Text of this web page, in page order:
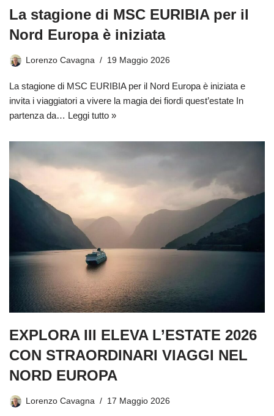
La stagione di MSC EURIBIA per il
Nord Europa è iniziata
Lorenzo Cavagna 19 Maggio 2026
La stagione di MSC EURIBIA per il Nord Europa è iniziata e
invita i viaggiatori a vivere la magia dei fiordi quest’estate In
partenza da… Leggi tutto »
EXPLORA III ELEVA L’ESTATE 2026
CON STRAORDINARI VIAGGI NEL
NORD EUROPA
Lorenzo Cavagna 17 Maggio 2026